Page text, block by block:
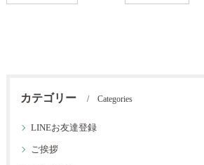
カテゴリー Categories
LINEお友達登録
ご挨拶